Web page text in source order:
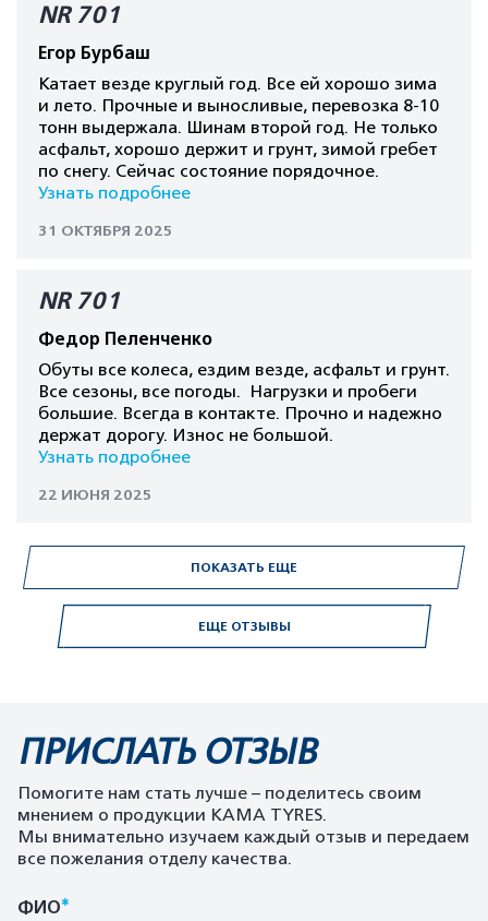
ЕЩЕ ОТЗЫВЫ
NR 701
Егор Бурбаш
Катает везде круглый год. Все ей хорошо зима
и лето. Прочные и выносливые, перевозка 8-10
тонн выдержала. Шинам второй год. Не только
асфальт, хорошо держит и грунт, зимой гребет
по снегу. Сейчас состояние порядочное.
Узнать подробнее
31 ОКТЯБРЯ 2025
NR 701
Федор Пеленченко
Обуты все колеса, ездим везде, асфальт и грунт.
Все сезоны, все погоды. Нагрузки и пробеги
большие. Всегда в контакте. Прочно и надежно
держат дорогу. Износ не большой.
Узнать подробнее
22 ИЮНЯ 2025
ПОКАЗАТЬ ЕЩЕ
ПРИСЛАТЬ ОТЗЫВ
Помогите нам стать лучше – поделитесь своим
мнением о продукции KAMA TYRES.
Мы внимательно изучаем каждый отзыв и передаем
все пожелания отделу качества.
ФИО*